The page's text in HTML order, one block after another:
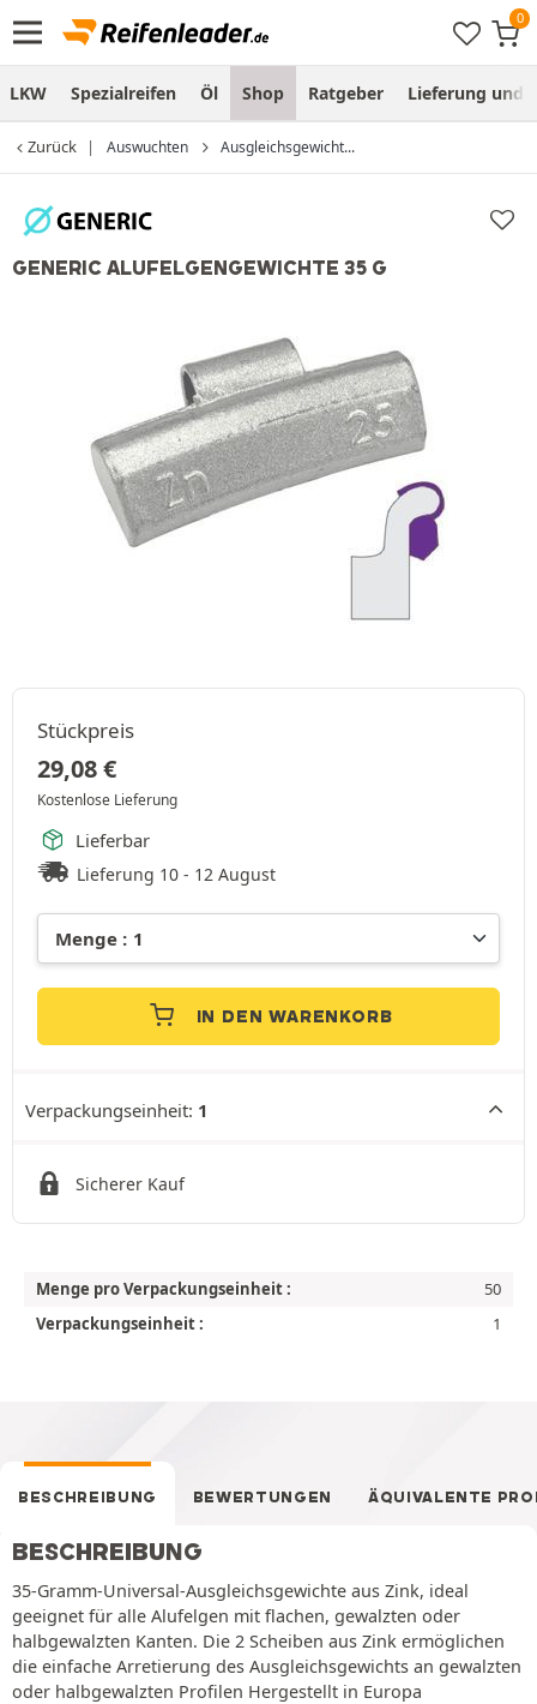
LKW Spezialreifen Öl Shop Ratgeber Lieferung und
Zurück Auswuchten Ausgleichsgewicht...
GENERIC ALUFELGENGEWICHTE 35 G
Stückpreis
29,08€
Kostenlose Lieferung
Lieferbar
Lieferung 10 - 12 August
IN DEN WARENKORB
Verpackungseinheit: 1
Sicherer Kauf
Menge pro Verpackungseinheit :
50
Verpackungseinheit :
1
BESCHREIBUNG BEWERTUNGEN ÄQUIVALENTE
BESCHREIBUNG
35-Gramm-Universal-Ausgleichsgewichte aus Zink, ideal
geeignet für alle Alufelgen mit flachen, gewalzten oder
halbgewalzten Kanten. Die 2 Scheiben aus Zink ermöglichen
die einfache Arretierung des Ausgleichsgewichts an gewalzten
oder halbgewalzten Profilen Hergestellt in Europa